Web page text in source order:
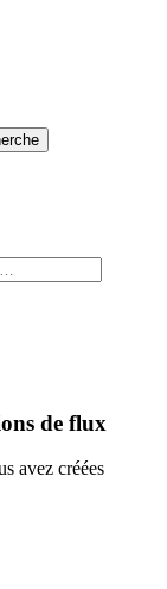
de flux
avez créées